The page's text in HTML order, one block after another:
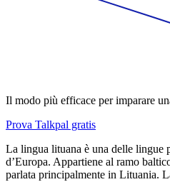
Il modo più efficace per imparare
Prova Talkpal gratis
La lingua lituana è una delle lingue
d’Europa. Appartiene al ramo
parlata principalmente in Lituania.